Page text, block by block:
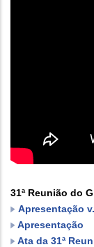
31ª Reunião do
Apresentação
Apresentação
Ata da 31ª